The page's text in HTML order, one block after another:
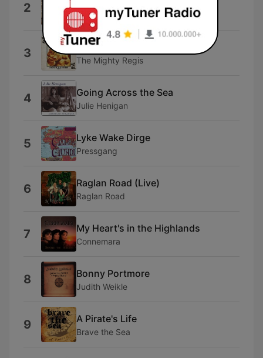
2 Tiller's Folly
3 Celtic Storm (2010)
The Mighty Regis
4 Going Across the Sea
Julie Henigan
5 Lyke Wake Dirge
Pressgang
6 Raglan Road (Live)
Raglan Road
7 My Heart's in the Highlands
Connemara
8 Bonny Portmore
Judith Weikle
9 A Pirate's Life
Brave the Sea